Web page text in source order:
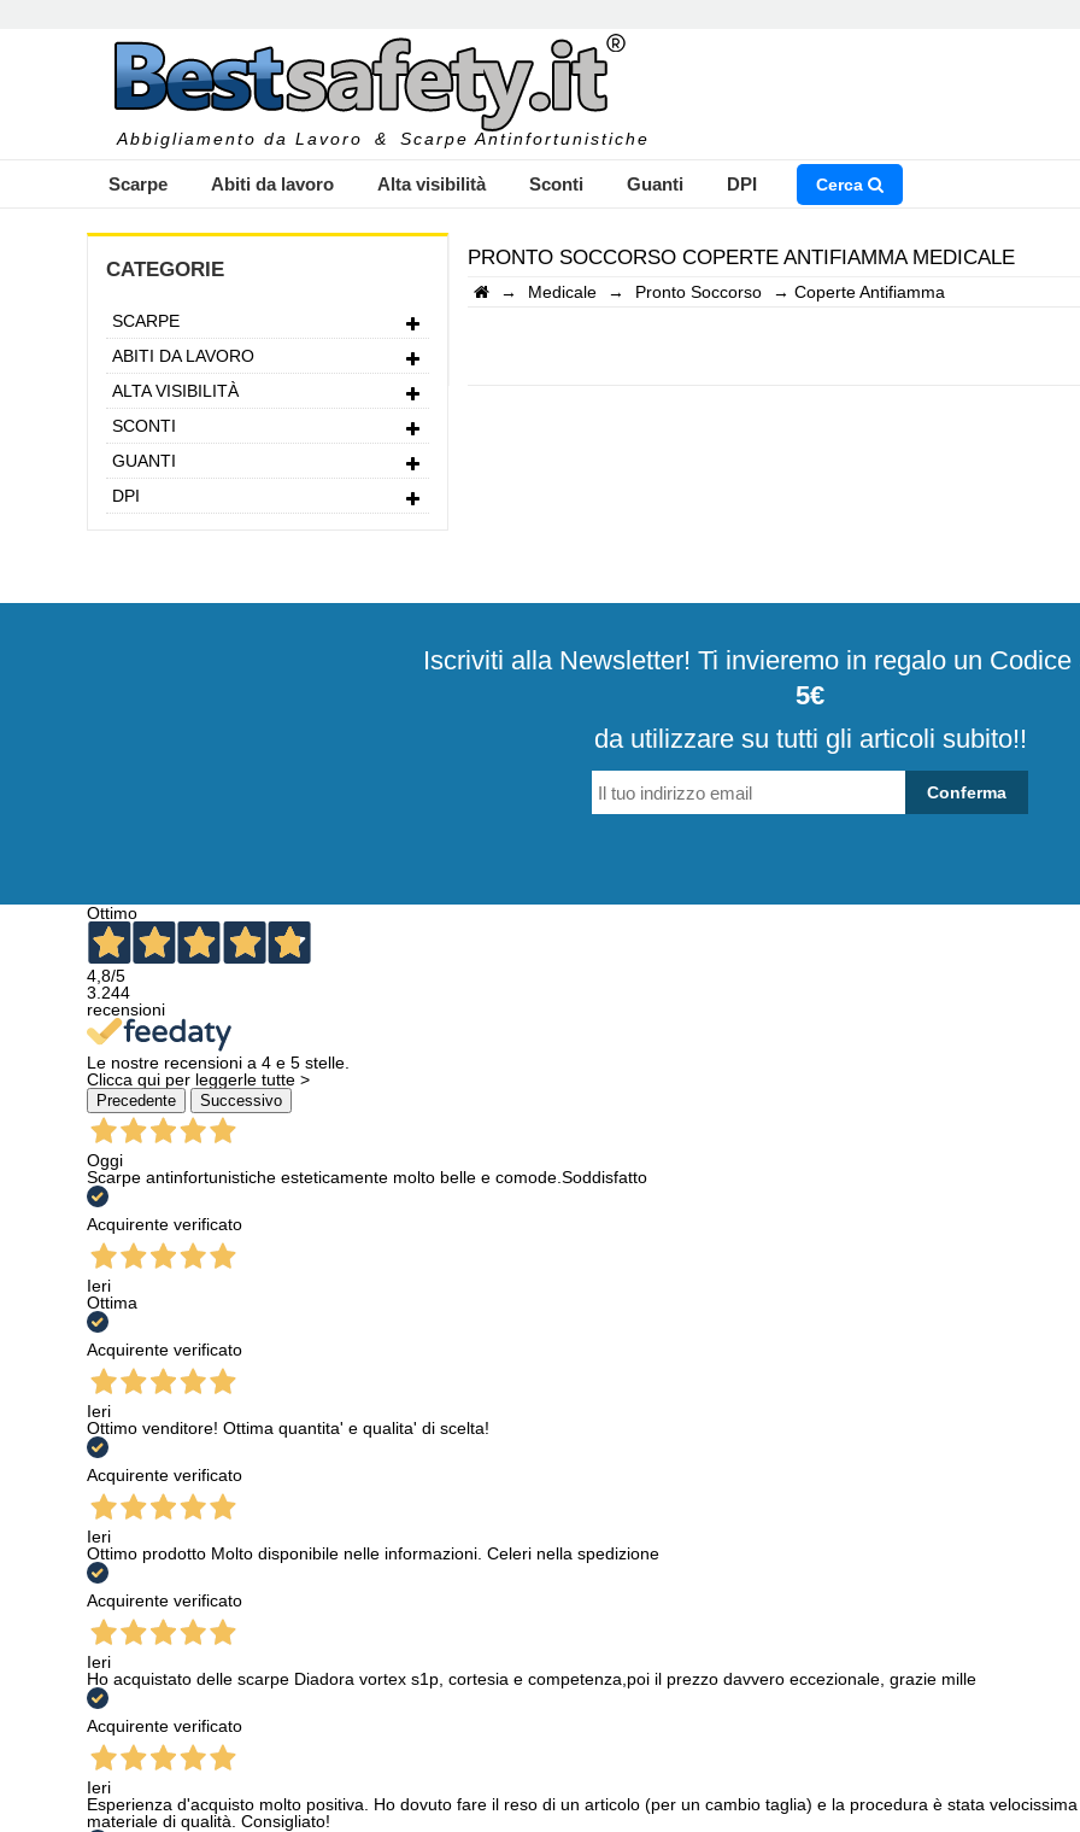
Abbigliamento da Lavoro & Scarpe Antinfortunistiche
Scarpe Abiti da lavoro Alta visibilità Sconti Guanti DPI Cerca
CATEGORIE
SCARPE
ABITI DA LAVORO
ALTA VISIBILITÀ
SCONTI
GUANTI
DPI
PRONTO SOCCORSO COPERTE ANTIFIAMMA MEDICALE
→ Medicale → Pronto Soccorso → Coperte Antifiamma
Iscriviti alla Newsletter! Ti invieremo in regalo un
5€
da utilizzare su tutti gli articoli subito!!
Conferma
Ottimo
4,8/5
3.244
recensioni
Le nostre recensioni a 4 e 5 stelle.
Clicca qui per leggerle tutte >
Precedente Successivo
Oggi
Scarpe antinfortunistiche esteticamente molto belle e comode.Soddisfatto
Acquirente verificato
Ieri
Ottima
Acquirente verificato
Ieri
Ottimo venditore! Ottima quantita' e qualita' di scelta!
Acquirente verificato
Ieri
Ottimo prodotto Molto disponibile nelle informazioni. Celeri nella spedizione
Acquirente verificato
Ieri
Ho acquistato delle scarpe Diadora vortex s1p, cortesia e competenza,poi il prezzo davvero eccezionale, grazie mille
Acquirente verificato
Ieri
Esperienza d'acquisto molto positiva. Ho dovuto fare il reso di un articolo (per un cambio taglia) e la procedura è stata
materiale di qualità. Consigliato!